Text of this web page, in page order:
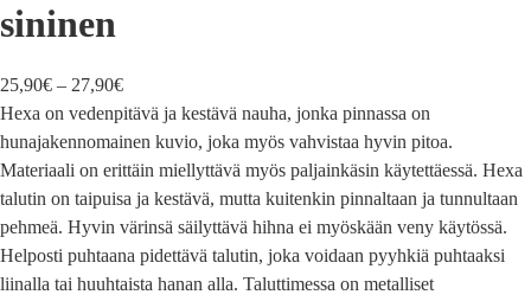
sininen
25,90€ – 27,90€
Hexa on vedenpitävä ja kestävä nauha, jonka pinnassa on
hunajakennomainen kuvio, joka myös vahvistaa hyvin pitoa.
Materiaali on erittäin miellyttävä myös paljainkäsin käytettäessä. Hexa
talutin on taipuisa ja kestävä, mutta kuitenkin pinnaltaan ja tunnultaan
pehmeä. Hyvin värinsä säilyttävä hihna ei myöskään veny käytössä.
Helposti puhtaana pidettävä talutin, joka voidaan pyyhkiä puhtaaksi
liinalla tai huuhtaista hanan alla. Taluttimessa on metalliset